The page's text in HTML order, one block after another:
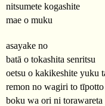
nitsumete kogashite
mae o muku
asayake no
batā o tokashita senritsu
oetsu o kakikeshite yuku
remon no wagiri to tīpotto
boku wa ori ni torawareta